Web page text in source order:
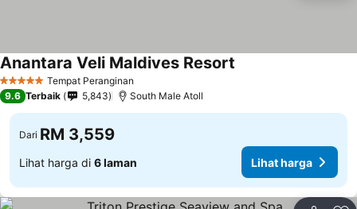
5 Bintang Tempat Peranginan
Anantara Veli Maldives Resort
9.6 Terbaik 5,843 South Male Atoll
Dari RM 3,559
Lihat harga di 6 laman Lihat harga